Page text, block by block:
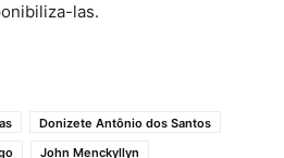
las.
Donizete Antônio dos Santos
John Menckyllyn